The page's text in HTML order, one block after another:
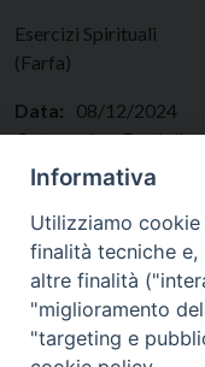
Esercizi Spirituali
(Farfa)
Data:
08/12/2024
Categorie: Famiglie
Regione: Lazio
Informativa
Utilizziamo
finalità tecniche
altre finalità
"miglioramento
"targeting e